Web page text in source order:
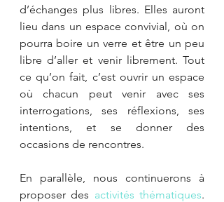
d’échanges plus libres. Elles auront
lieu dans un espace convivial, où on
pourra boire un verre et être un peu
libre d’aller et venir librement. Tout
ce qu’on fait, c’est ouvrir un espace
où chacun peut venir avec ses
interrogations, ses réflexions, ses
intentions, et se donner des
occasions de rencontres.
En parallèle, nous continuerons à
proposer des activités thématiques.